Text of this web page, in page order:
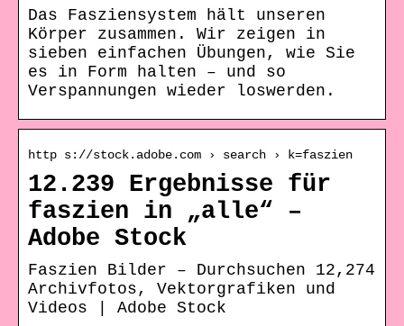
Das Fasziensystem hält unseren
Körper zusammen. Wir zeigen in
sieben einfachen Übungen, wie Sie
es in Form halten – und so
Verspannungen wieder loswerden.
http s://stock.adobe.com › search › k=faszien
12.239 Ergebnisse für
faszien in „alle“ –
Adobe Stock
Faszien Bilder – Durchsuchen 12,274
Archivfotos, Vektorgrafiken und
Videos | Adobe Stock